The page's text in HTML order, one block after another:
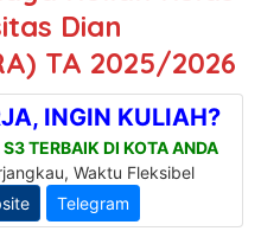
Dian
TA 2025/2026